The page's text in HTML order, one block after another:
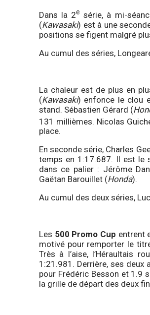
Dans la 2e série, à mi-
(Kawasaki) est à une
positions se figent malgré
Au cumul des séries,
La chaleur est de plus en
(Kawasaki) enfonce le clou
stand. Sébastien Gérard (
131 millièmes. Nicolas
place.
En seconde série, Charles
temps en 1:17.687. Il est le
dans ce palier : Jérôme
Gaëtan Barouillet (Honda).
Au cumul des deux séries,
Les 500 Promo Cup entrent
motivé pour remporter le
Très à l’aise, l’Héraultais
1:21.981. Derrière, ses
pour Frédéric Besson et 1.9
la grille de départ des deux